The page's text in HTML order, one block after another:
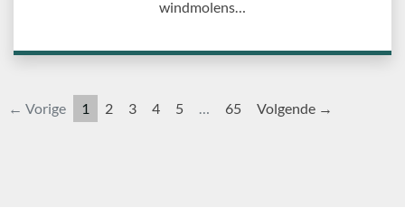
windmolens…
← Vorige 1 2 3 4 5 … 65 Volgende →